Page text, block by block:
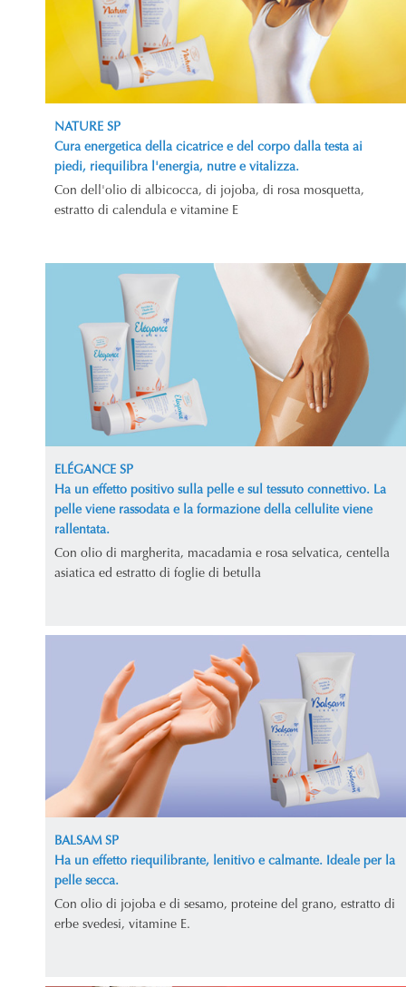
NATURE SP
Cura energetica della cicatrice e del corpo dalla testa ai
piedi, riequilibra l'energia, nutre e vitalizza.
Con dell'olio di albicocca, di jojoba, di rosa mosquetta,
estratto di calendula e vitamine E
ELÉGANCE SP
Ha un effetto positivo sulla pelle e sul tessuto connettivo. La
pelle viene rassodata e la formazione della cellulite viene
rallentata.
Con olio di margherita, macadamia e rosa selvatica, centella
asiatica ed estratto di foglie di betulla
BALSAM SP
Ha un effetto riequilibrante, lenitivo e calmante. Ideale per la
pelle secca.
Con olio di jojoba e di sesamo, proteine del grano, estratto di
erbe svedesi, vitamine E.